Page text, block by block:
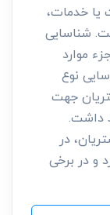
یا خدمات،
شناسایی
موارد
نوع
جهت
داشت.
در
و در برخی